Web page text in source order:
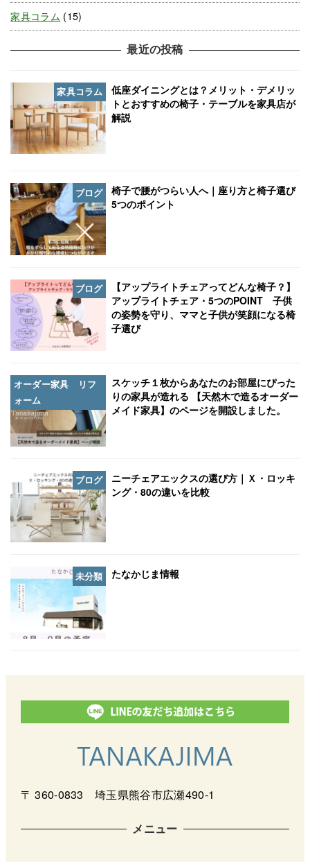
家具コラム (15)
最近の投稿
家具コラム
低座ダイニングとは？メリット・デメリッ
トとおすすめの椅子・テーブルを家具店が
解説
ブログ
椅子で腰がつらい人へ｜座り方と椅子選び
5つのポイント
ブログ
【アップライトチェアってどんな椅子？】
アップライトチェア・5つのPOINT 子供
の姿勢を守り、ママと子供が笑顔になる椅
子選び
オーダー家具 リフ
ォーム
スケッチ１枚からあなたのお部屋にぴった
りの家具が造れる 【天然木で造るオーダー
メイド家具】のページを開設しました。
ブログ
ニーチェアエックスの選び方｜Ｘ・ロッキ
ング・80の違いを比較
未分類 たなかじま情報
〒 360-0833 埼玉県熊谷市広瀬490-1
メニュー